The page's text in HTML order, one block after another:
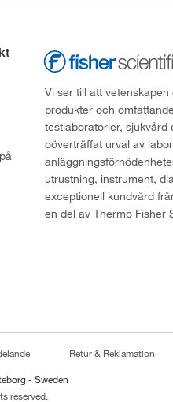
Vi ser till att
produkter och
testlaboratorier,
oöverträffat urval av
utrustning, instrument,
exceptionell kundvård
en del av Thermo Fisher
Retur & Reklamation
- Sweden
reserved.